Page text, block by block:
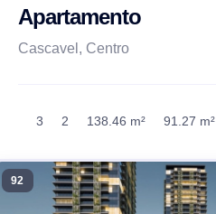
Apartamento
Cascavel, Centro
3 2 138.46 m² 91.27 m²
92